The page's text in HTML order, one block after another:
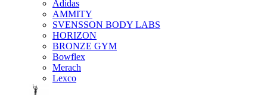
Adidas
AMMITY
SVENSSON BODY LABS
HORIZON
BRONZE GYM
Bowflex
Merach
Lexco